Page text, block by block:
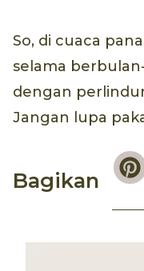
So, di cuaca
selama
dengan
Jangan lupa
Bagikan